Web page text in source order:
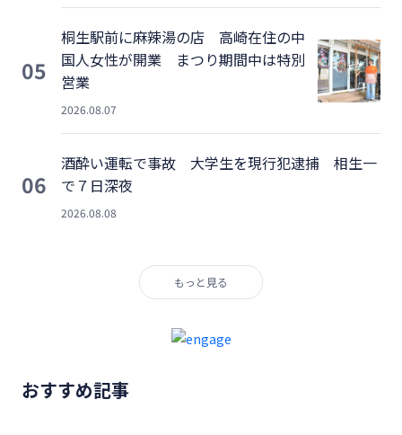
05
桐生駅前に麻辣湯の店 高崎在住の中
国人女性が開業 まつり期間中は特別
営業
2026.08.07
06
酒酔い運転で事故 大学生を現行犯逮捕 相生一
で７日深夜
2026.08.08
もっと見る
おすすめ記事